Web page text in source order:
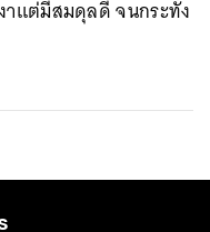
าแต่มีสมดุลดี จนกระทั่ง